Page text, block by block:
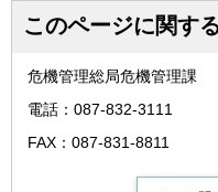
このページに関す
危機管理総局危機管理課
電話：087-832-3111
FAX：087-831-8811